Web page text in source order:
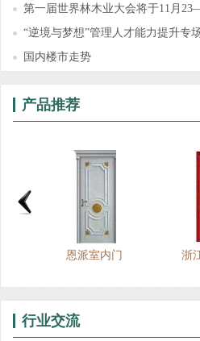
第一届世界林木业大会将于11月
“逆境与梦想”管理人才能力提升专
国内楼市走势
产品推荐
恩派室内门 浙
行业交流